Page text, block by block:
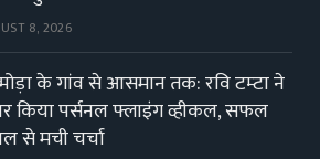
8, 2026
के गांव से आसमान तक: रवि टम्टा ने
किया पर्सनल फ्लाइंग व्हीकल, सफल
से मची चर्चा